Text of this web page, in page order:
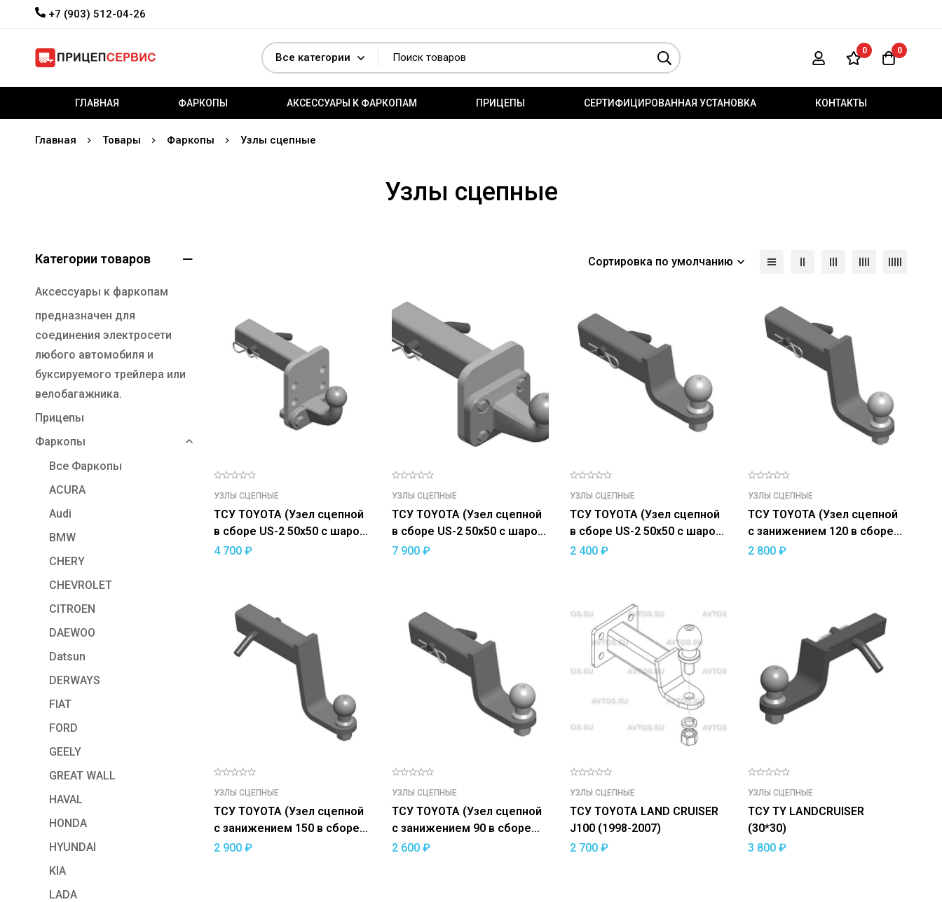
+7 (903) 512-04-26
0 0
ГЛАВНАЯ ФАРКОПЫ АКСЕССУАРЫ К ФАРКОПАМ ПРИЦЕПЫ СЕРТИФИЦИРОВАННАЯ УСТАНОВКА КОНТАКТЫ
Главная Товары Фаркопы Узлы сцепные
Узлы сцепные
Категории товаров
Аксессуары к фаркопам
предназначен для
соединения электросети
любого автомобиля и
буксируемого трейлера или
велобагажника.
Прицепы
Фаркопы
Все Фаркопы
ACURA
Audi
BMW
CHERY
CHEVROLET
CITROEN
DAEWOO
Datsun
DERWAYS
FIAT
FORD
GEELY
GREAT WALL
HAVAL
HONDA
HYUNDAI
KIA
LADA
Сортировка по умолчанию
УЗЛЫ СЦЕПНЫЕ
ТСУ TOYOTA (Узел сцепной
в сборе US-2 50х50 с шаром
F)
4 700 ₽
УЗЛЫ СЦЕПНЫЕ
ТСУ TOYOTA (Узел сцепной
в сборе US-2 50х50 с шаром
G)
7 900 ₽
УЗЛЫ СЦЕПНЫЕ
ТСУ TOYOTA (Узел сцепной
в сборе US-2 50х50 с шаром
E)
2 400 ₽
УЗЛЫ СЦЕПНЫЕ
ТСУ TOYOTA (Узел сцепной
с занижением 120 в сборе
2 800 ₽
УЗЛЫ СЦЕПНЫЕ
ТСУ TOYOTA (Узел сцепной
с занижением 150 в сборе
US-2 50х50 с шаром E)
2 900 ₽
УЗЛЫ СЦЕПНЫЕ
ТСУ TOYOTA (Узел сцепной
с занижением 90 в сборе
US-2 50х50 с шаром E)
2 600 ₽
УЗЛЫ СЦЕПНЫЕ
ТСУ TOYOTA LAND CRUISER
J100 (1998-2007)
2 700 ₽
УЗЛЫ СЦЕПНЫЕ
ТСУ TY LANDCRUISER
(30*30)
3 800 ₽